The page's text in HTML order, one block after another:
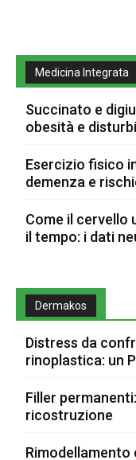
Medicina Integrata
Succinato e
obesità e
Esercizio fisico
demenza e
Come il cervello
il tempo: i dati
Dermakos
Distress da
rinoplastica: un
Filler
ricostruzione